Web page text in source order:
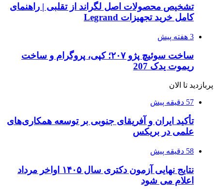
تشخیص محصولات اصل لگراند از تقلبی | راهنمای
کامل خرید تجهیزات Legrand
3 هفته پیش
ساخت سوئیچ پژو ۲۰۷؛ کپی، پروگرام و ساخت
ریموت یدک 207
پربازدید تا الان
57 دقیقه پیش
تأکید ایران و آفریقای جنوبی بر توسعه همکاری‌های
علمی در بریکس
58 دقیقه پیش
نتایج نهایی آزمون دکتری سال ۱۴۰۵ اواخر مرداد
اعلام می شود